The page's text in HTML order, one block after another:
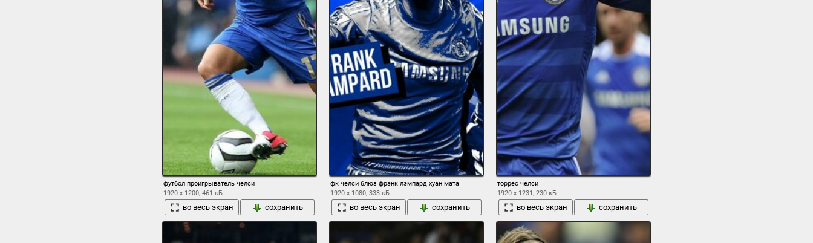
футбол проигрыватель челси
1920 x 1200, 461 кБ
во весь экран сохранить
фк челси блюз фрэнк лэмпард хуан мата
1920 x 1080, 333 кБ
во весь экран сохранить
торрес челси
1920 x 1231, 230 кБ
во весь экран сохранить